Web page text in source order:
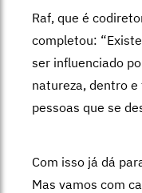
Raf, que é
completou:
ser influenciado
natureza, dentro
pessoas que se
Com isso já dá
Mas vamos com